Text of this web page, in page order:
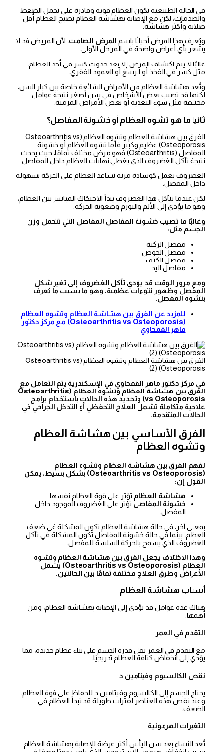
في الحالة الطبيعية تكون العظام قوية وقادرة على تحمل الضغط
والصدمات، لكن مع الإصابة بهشاشة العظام تصبح العظام أقل
صلابة وأكثر هشاشة.
ويُعرف هذا المرض أحيانًا باسم المرض الصامت، لأن المريض قد لا
يشعر بأي أعراض واضحة في المراحل الأولى.
غالبًا لا يتم اكتشاف المرض إلا بعد حدوث كسر في أحد العظام،
مثل كسر في الفخذ أو الرسغ أو العمود الفقري.
وتُعد هشاشة العظام من الأمراض الشائعة خاصة بين كبار السن،
لكنها قد تصيب بعض الأشخاص في سن أصغر نتيجة عوامل
مختلفة مثل سوء التغذية أو بعض الأمراض المزمنة.
ثانيا ما هو تشوه العظام أو خشونة المفاصل؟
الفرق بين هشاشة العظام وتشوه العظام (Osteoarthritis vs
Osteoporosis) عظيم وكبير فأما تشوه العظام أو خشونة
المفاصل (Osteoarthritis) فهو مرض مختلف تمامًا، حيث يحدث
نتيجة تآكل الغضروف الذي يغطي نهايات العظام داخل المفاصل.
الغضروف يعمل كوسادة مرنة تساعد العظام على الحركة بسهولة
داخل المفصل.
لكن عندما يتآكل هذا الغضروف يبدأ الاحتكاك المباشر بين العظام،
وهو ما يؤدي إلى الألم والتورم وصعوبة الحركة.
وغالبًا ما تصيب خشونة المفاصل المفاصل التي تتحمل وزن
الجسم مثل:
مفصل الركبة
مفصل الحوض
مفصل الكتف
مفاصل اليد
ومع مرور الوقت قد يؤدي تآكل الغضروف إلى تغير شكل
المفصل وظهور نتوءات عظمية، وهو ما يسبب ما يُعرف
بتشوه المفصل.
للمزيد عن الفرق بين هشاشة العظام وتشوه العظام
(Osteoarthritis vs Osteoporosis) مع مركز دكتور
ماهر القمحاوي
الفرق بين هشاشة العظام وتشوه العظام (Osteoarthritis vs
Osteoporosis) (2)
في مركز دكتور ماهر القمحاوي في الإسكندرية يتم التعامل مع
الفرق بين هشاشة العظام وتشوه العظام (Osteoarthritis
vs Osteoporosis) وتحديد هذه الحالات باستخدام برامج
علاجية متكاملة تشمل العلاج التحفظي أو التدخل الجراحي في
الحالات المتقدمة.
الفرق الأساسي بين هشاشة العظام
وتشوه العظام
لفهم الفرق بين هشاشة العظام وتشوه العظام
(Osteoarthritis vs Osteoporosis) بشكل بسيط، يمكن
القول إن:
هشاشة العظام تؤثر على قوة العظام نفسها.
خشونة المفاصل تؤثر على الغضروف الموجود داخل
المفصل.
بمعنى آخر، في حالة هشاشة العظام تكون المشكلة في ضعف
العظم، بينما في حالة خشونة المفاصل تكون المشكلة في تآكل
الغضروف الذي يسمح بالحركة السلسة للمفصل.
وهذا الاختلاف يجعل الفرق بين هشاشة العظام وتشوه
العظام (Osteoarthritis vs Osteoporosis) يشمل
الأعراض وطرق العلاج مختلفة تمامًا بين الحالتين.
أسباب هشاشة العظام
هناك عدة عوامل قد تؤدي إلى الإصابة بهشاشة العظام، ومن
أهمها:
التقدم في العمر
مع التقدم في العمر تقل قدرة الجسم على بناء عظام جديدة، مما
يؤدي إلى انخفاض كثافة العظام تدريجيًا.
نقص الكالسيوم وفيتامين د
يحتاج الجسم إلى الكالسيوم وفيتامين د للحفاظ على قوة العظام.
وعند نقص هذه العناصر لفترات طويلة قد تبدأ العظام في
الضعف.
التغيرات الهرمونية
تُعد النساء بعد سن اليأس أكثر عرضة للإصابة بهشاشة العظام